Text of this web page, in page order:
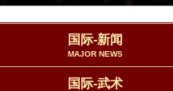
国际-新闻
MAJOR NEWS
国际-武术